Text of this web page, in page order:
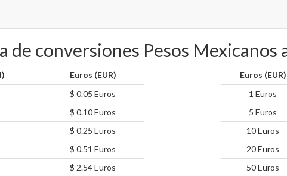
de conversiones Pesos Mexicanos
Euros (EUR)
$ 0.05 Euros
$ 0.10 Euros
$ 0.25 Euros
$ 0.51 Euros
$ 2.54 Euros
Euros (EUR)
1 Euros
5 Euros
10 Euros
20 Euros
50 Euros